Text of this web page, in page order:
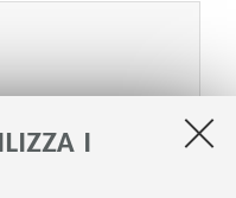
I
via